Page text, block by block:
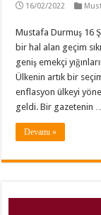
16/02/2022
Mustafa Durmuş 16
bir hal alan geçim
geniş emekçi
Ülkenin artık bir
enflasyon ülkeyi
geldi. Bir gazetenin …
Devamı »